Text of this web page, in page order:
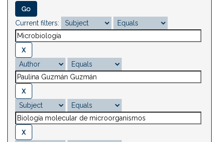
Current filters: